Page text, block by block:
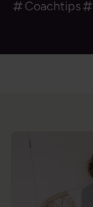
Coachtips